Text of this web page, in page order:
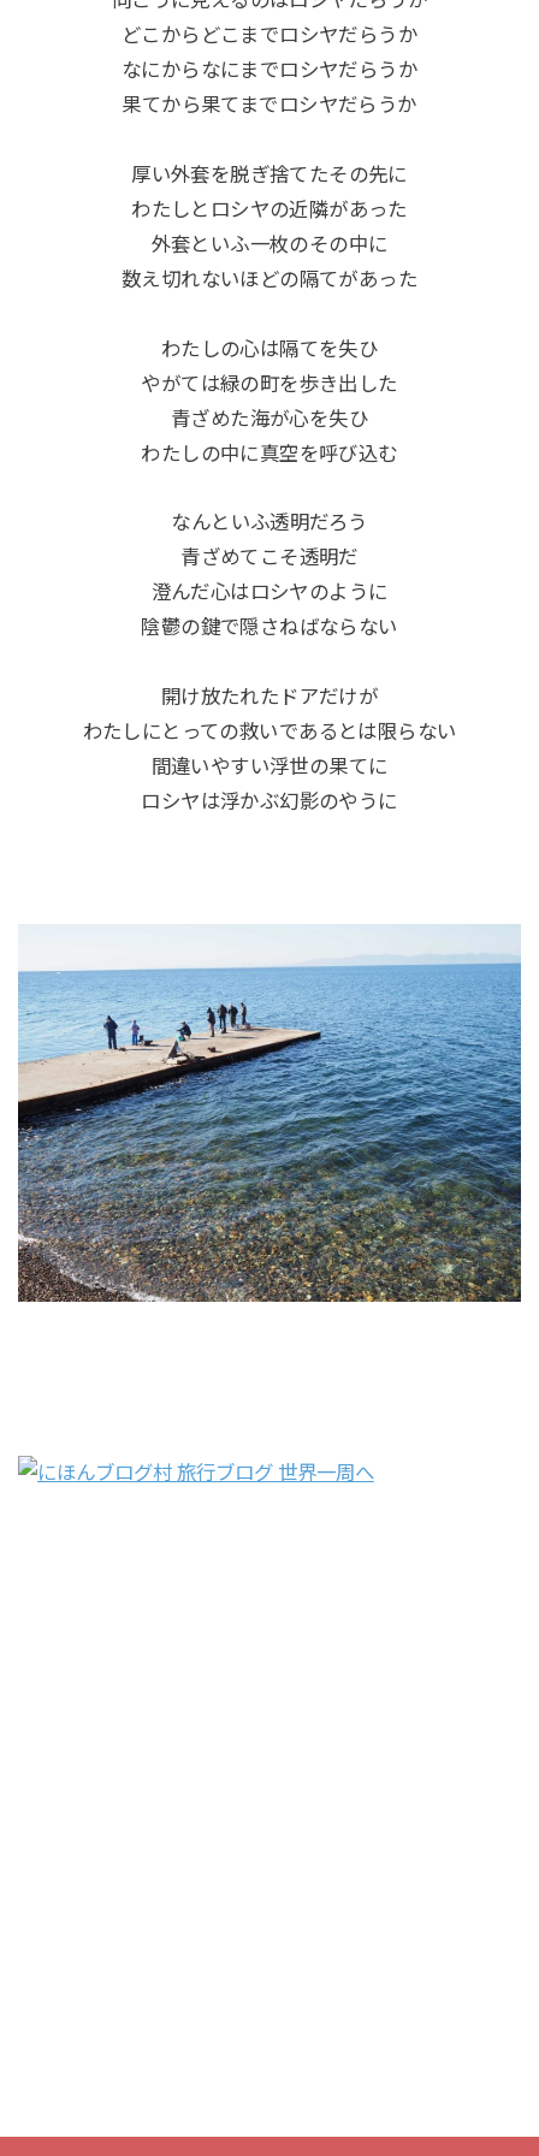
どこからどこまでロシヤだらうか
なにからなにまでロシヤだらうか
果てから果てまでロシヤだらうか
厚い外套を脱ぎ捨てたその先に
わたしとロシヤの近隣があった
外套といふ一枚のその中に
数え切れないほどの隔てがあった
わたしの心は隔てを失ひ
やがては緑の町を歩き出した
青ざめた海が心を失ひ
わたしの中に真空を呼び込む
なんといふ透明だろう
青ざめてこそ透明だ
澄んだ心はロシヤのように
陰鬱の鍵で隠さねばならない
開け放たれたドアだけが
わたしにとっての救いであるとは限らない
間違いやすい浮世の果てに
ロシヤは浮かぶ幻影のやうに